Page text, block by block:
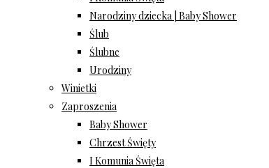
Narodziny dziecka | Baby Shower
Ślub
Ślubne
Urodziny
Winietki
Zaproszenia
Baby Shower
Chrzest Święty
I Komunia Święta